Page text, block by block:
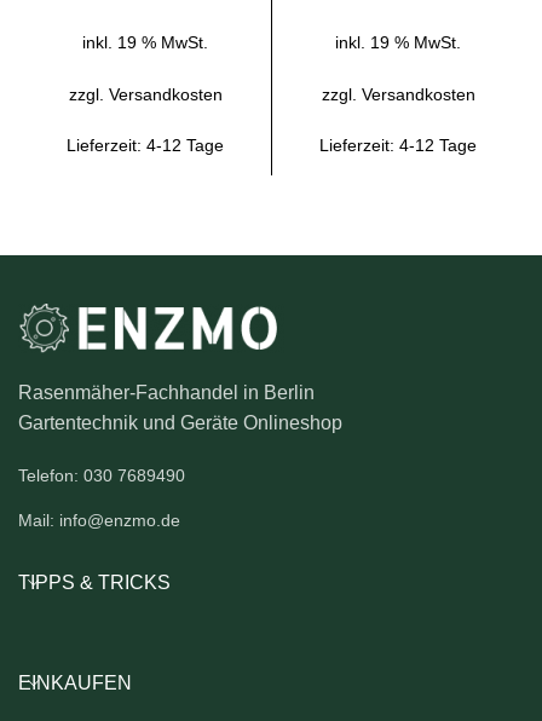
inkl. 19 % MwSt.
zzgl. Versandkosten
Lieferzeit: 4-12 Tage
inkl. 19 % MwSt.
zzgl. Versandkosten
Lieferzeit: 4-12 Tage
Rasenmäher-Fachhandel in Berlin
Gartentechnik und Geräte Onlineshop
Telefon: 030 7689490
Mail: info@enzmo.de
TIPPS & TRICKS
EINKAUFEN